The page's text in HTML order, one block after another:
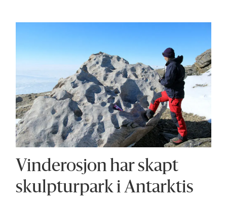
Vinderosjon har skapt
skulpturpark i Antarktis